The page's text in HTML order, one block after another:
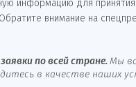
информацию для принятия
внимание на
по всей стране. Мы
в качестве наших